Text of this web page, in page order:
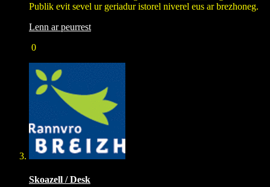
Publik evit sevel ur geriadur istorel niverel eus ar brezhoneg.
Lenn ar peurrest
0
Skoazell / Desk